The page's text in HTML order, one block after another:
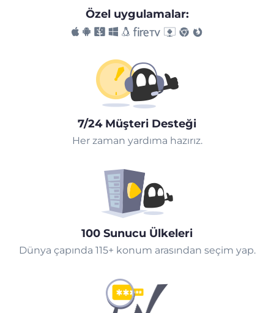
Özel uygulamalar:
7/24 Müşteri Desteği
Her zaman yardıma hazırız.
100 Sunucu Ülkeleri
Dünya çapında 115+ konum arasından seçim yap.